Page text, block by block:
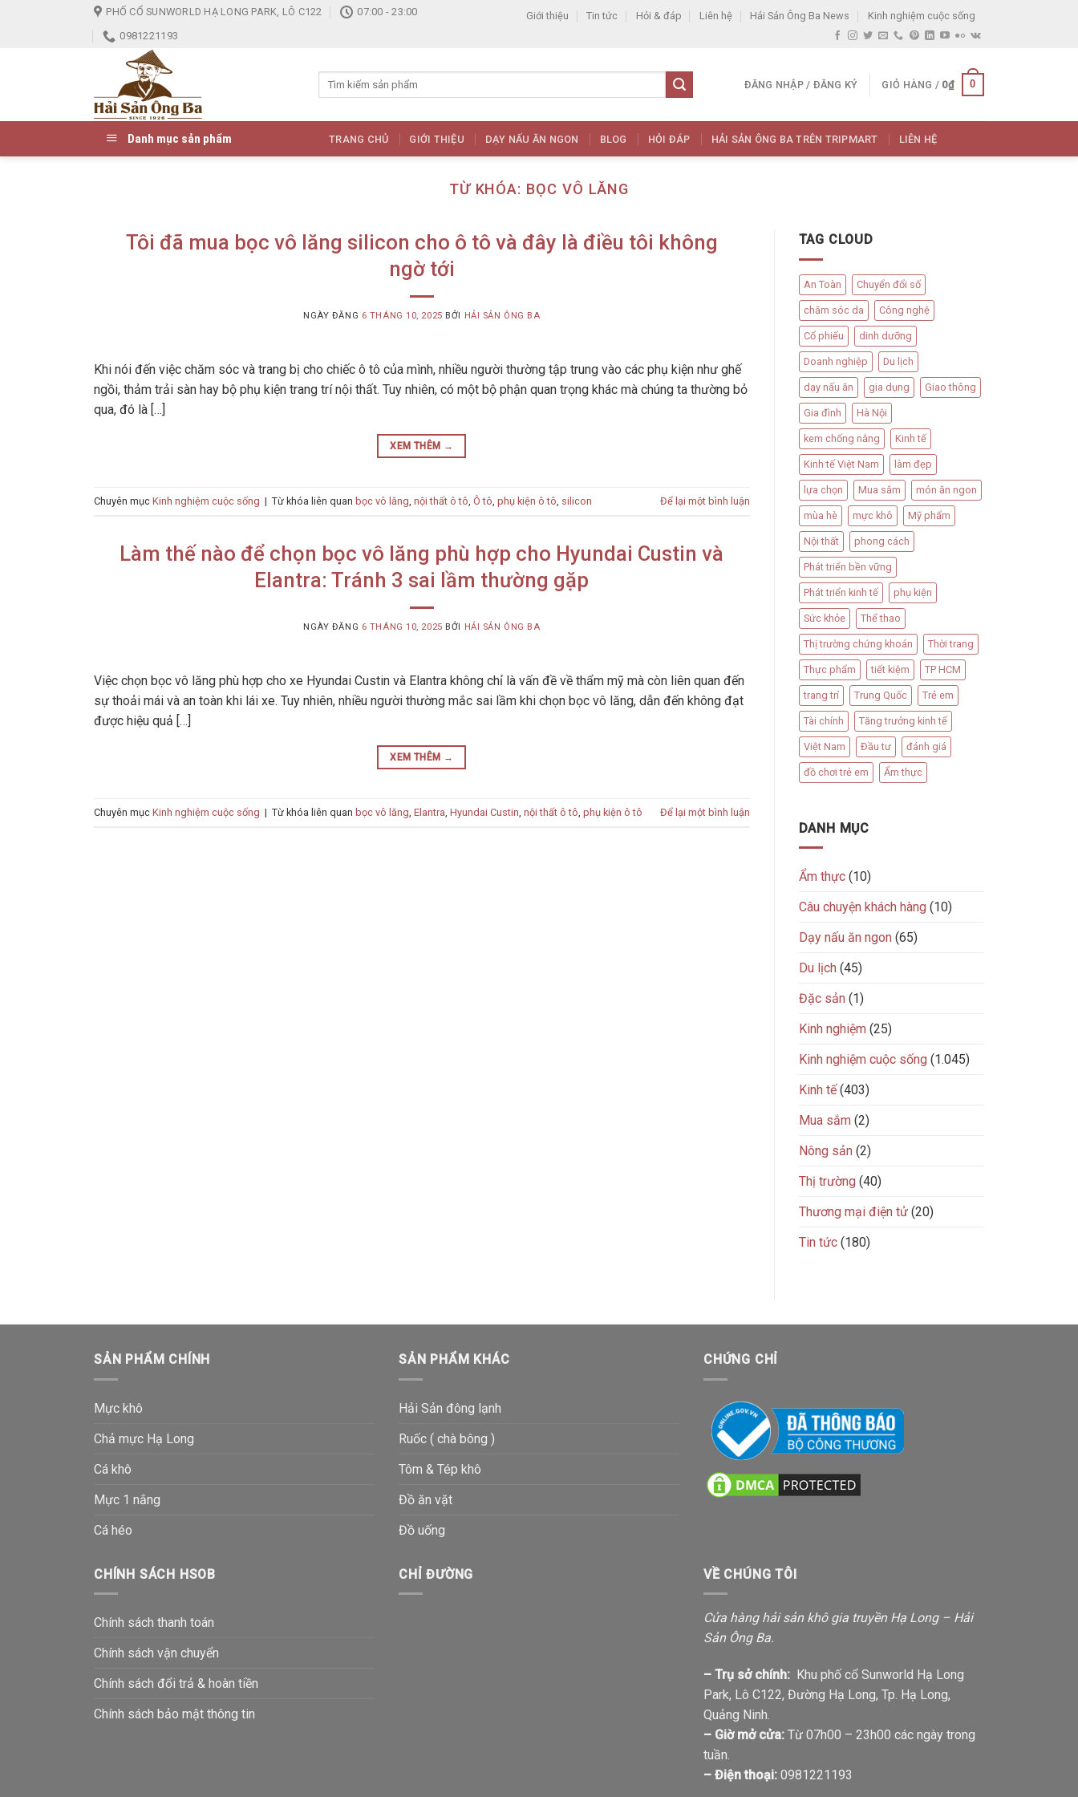
PHỐ CỔ SUNWORLD HẠ LONG PARK, LÔ C122
07:00 - 23:00
0981221193
Giới thiệu Tin tức Hỏi & đáp Liên hệ Hải Sản Ông Ba News Kinh nghiệm cuộc sống
ĐĂNG NHẬP / ĐĂNG KÝ GIỎ HÀNG / 0₫ 0
Danh mục sản phẩm TRANG CHỦ GIỚI THIỆU DẠY NẤU ĂN NGON BLOG HỎI ĐÁP HẢI SẢN ÔNG BA TRÊN TRIPMART LIÊN HỆ
TỪ KHÓA: BỌC VÔ LĂNG
Tôi đã mua bọc vô lăng silicon cho ô tô và đây là điều tôi không
ngờ tới
NGÀY ĐĂNG 6 THÁNG 10, 2025 BỞI HẢI SẢN ÔNG BA
Khi nói đến việc chăm sóc và trang bị cho chiếc ô tô của mình, nhiều người thường tập trung vào các phụ kiện như ghế
ngồi, thảm trải sàn hay bộ phụ kiện trang trí nội thất. Tuy nhiên, có một bộ phận quan trọng khác mà chúng ta thường bỏ
qua, đó là […]
XEM THÊM →
Chuyên mục Kinh nghiệm cuộc sống | Từ khóa liên quan bọc vô lăng nội thất ô tô Ô tô phụ kiện ô tô silicon Để lại một bình luận
Làm thế nào để chọn bọc vô lăng phù hợp cho Hyundai Custin và
Elantra: Tránh 3 sai lầm thường gặp
NGÀY ĐĂNG 6 THÁNG 10, 2025 BỞI HẢI SẢN ÔNG BA
Việc chọn bọc vô lăng phù hợp cho xe Hyundai Custin và Elantra không chỉ là vấn đề về thẩm mỹ mà còn liên quan đến
sự thoải mái và an toàn khi lái xe. Tuy nhiên, nhiều người thường mắc sai lầm khi chọn bọc vô lăng, dẫn đến không đạt
được hiệu quả […]
XEM THÊM →
Chuyên mục Kinh nghiệm cuộc sống | Từ khóa liên quan bọc vô lăng Elantra Hyundai Custin nội thất ô tô phụ kiện ô tô Để lại một bình luận
TAG CLOUD
An Toàn Chuyển đổi số
chăm sóc da Công nghệ
Cổ phiếu dinh dưỡng
Doanh nghiệp Du lịch
dạy nấu ăn gia dụng Giao thông
Gia đình Hà Nội
kem chống nắng Kinh tế
Kinh tế Việt Nam làm đẹp
lựa chọn Mua sắm món ăn ngon
mùa hè mực khô Mỹ phẩm
Nội thất phong cách
Phát triển bền vững
Phát triển kinh tế phụ kiện
Sức khỏe Thể thao
Thị trường chứng khoán Thời trang
Thực phẩm tiết kiệm TP HCM
trang trí Trung Quốc Trẻ em
Tài chính Tăng trưởng kinh tế
Việt Nam Đầu tư đánh giá
đồ chơi trẻ em Ẩm thực
DANH MỤC
Ẩm thực(10)
Câu chuyện khách hàng (10)
Dạy nấu ăn ngon (65)
Du lịch (45)
Đặc sản (1)
Kinh nghiệm (25)
Kinh nghiệm cuộc sống (1.045)
Kinh tế(403)
Mua sắm (2)
Nông sản (2)
Thị trường (40)
Thương mại điện tử(20)
Tin tức(180)
SẢN PHẨM CHÍNH
Mực khô
Chả mực Hạ Long
Cá khô
Mực 1 nắng
Cá héo
SẢN PHẨM KHÁC
Hải Sản đông lạnh
Ruốc ( chà bông )
Tôm & Tép khô
Đồ ăn vặt
Đồ uống
CHỨNG CHỈ
CHÍNH SÁCH HSOB
Chính sách thanh toán
Chính sách vận chuyển
Chính sách đổi trả & hoàn tiền
Chính sách bảo mật thông tin
CHỈ ĐƯỜNG VỀ CHÚNG TÔI
Cửa hàng hải sản khô gia truyền Hạ Long – Hải
Sản Ông Ba.
– Trụ sở chính:Khu phố cổ Sunworld Hạ Long
Park, Lô C122, Đường Hạ Long, Tp. Hạ Long,
Quảng Ninh.
– Giờ mở cửa:Từ 07h00 – 23h00 các ngày trong
tuần.
– Điện thoại:0981221193